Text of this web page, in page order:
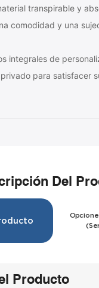
transpirable y
comodidad y una
integrales de
para satisfacer
Del
Producto